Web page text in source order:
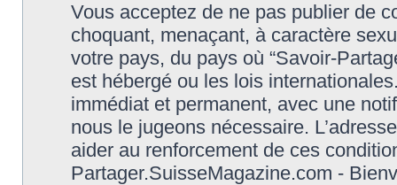
Vous acceptez de ne pas publier de
choquant, menaçant, à caractère
votre pays, du pays où “Savoir-
est hébergé ou les lois
immédiat et permanent, avec une
nous le jugeons nécessaire.
aider au renforcement de ces
Partager.SuisseMagazine.com -